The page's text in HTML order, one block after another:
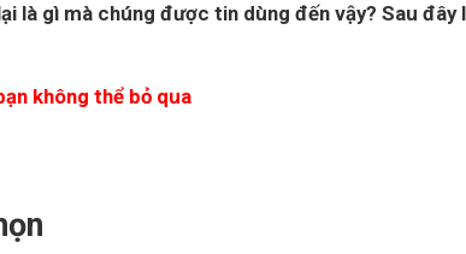
là gì mà chúng được tin dùng đến vậy? Sau đây
không thể bỏ qua